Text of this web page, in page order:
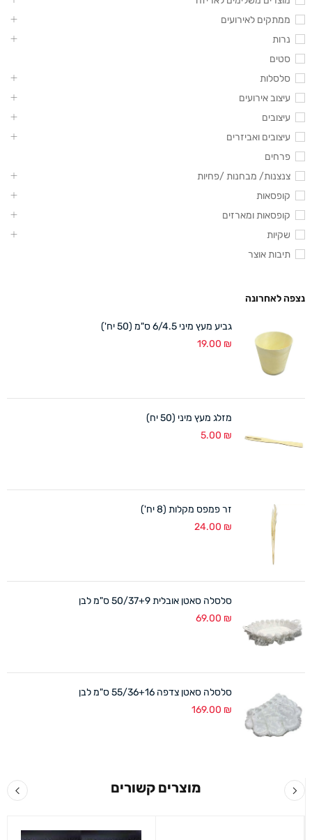
ממתקים לאירועים
נרות
סטים
סלסלות
עיצוב אירועים
עיצובים
עיצובים ואביזרים
פרחים
צנצנות/ מבחנות /פחיות
קופסאות
קופסאות ומארזים
שקיות
תיבות אוצר
נצפה לאחרונה
גביע מעץ מיני 6/4.5 ס"מ (50 יח')
19.00 ₪
מזלג מעץ מיני (50 יח)
5.00 ₪
זר פמפס מקלות (8 יח')
24.00 ₪
סלסלה סאטן אובלית 50/37+9 ס"מ לבן
69.00 ₪
סלסלה סאטן צדפה 55/36+16 ס"מ לבן
169.00 ₪
מוצרים קשורים